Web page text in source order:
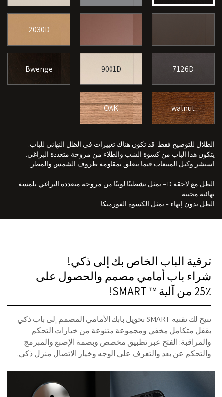
2030D
7126D
9001D
Bwenge
walnut
OAK
الظلال للتوضيح فقط. قد تكون هناك تغييرات في الظل النهائي للباب.
يتكون هذا الباب من كسوة الشب والطلاء من مروحة متعددة البراغي.
استشر وكيل المبيعات فيما يتعلق بمقاومة ظروف الشمس والمطر.
الظل مع لاحقة D – يمثل تشطيبًا لونيًا من مروحة متعددة البراغي بلمسة
نهائية محببة
الظل بدون إنهاء – يمثل الكسوة الفورميكا
ترقية الباب الخاص بك إلى ذكي!
شراء باب أمامي مصمم والحصول على
25٪ من آلية ™ SMART!
تتيح لك تقنية SMART تحويل بابك الأمامي المصمم إلى باب ذكي
بقفل متكامل مخفي ومجموعة متنوعة من خيارات التحكم
والمراقبة: الفتح عبر تطبيق مخصص وبصمة الإصبع والمبرمج
والتحكم عن بعد والتعرف على الوجه وخيار الاتصال منزل ذكي.